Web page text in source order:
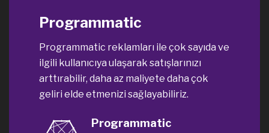
Programmatic
Programmatic reklamları ile çok sayıda ve
ilgili kullanıcıya ulaşarak satışlarınızı
arttırabilir, daha az maliyete daha çok
geliri elde etmenizi sağlayabiliriz.
Programmatic